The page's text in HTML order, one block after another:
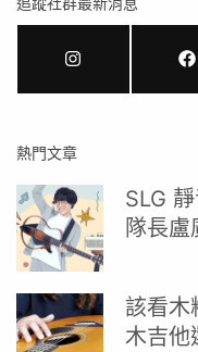
熱門文章
SLG
隊長
該看木
木吉他